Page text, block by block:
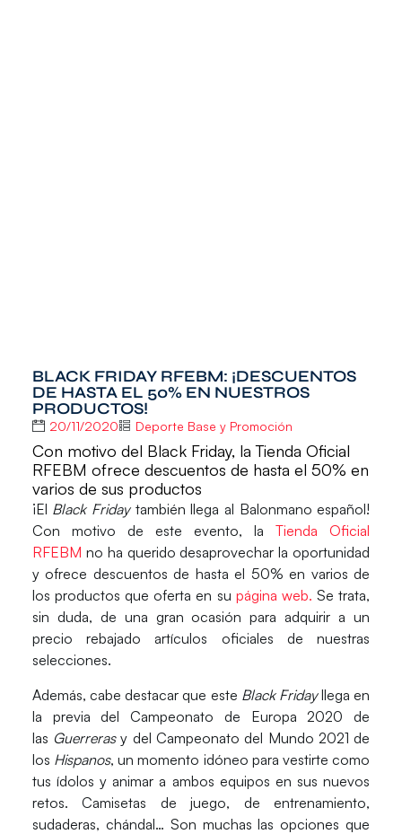
BLACK FRIDAY RFEBM: ¡DESCUENTOS
DE HASTA EL 50% EN NUESTROS
PRODUCTOS!
20/11/2020 Deporte Base y Promoción
Con motivo del Black Friday, la Tienda Oficial
RFEBM ofrece descuentos de hasta el 50% en
varios de sus productos
¡El Black Fridaytambién llega al Balonmano español!
Con motivo de este evento, laTienda Oficial
RFEBM no ha querido desaprovechar la oportunidad
y ofrece descuentos de hasta el 50%en varios de
los productos que oferta en su página web. Se trata,
sin duda, de una gran ocasión para adquirir a un
precio rebajado artículos oficiales de nuestras
selecciones.
Además, cabe destacar que este Black Fridayllega en
la previa delCampeonato de Europa 2020 de
las Guerrerasy delCampeonato del Mundo 2021 de
los Hispanos, un momento idóneo para vestirte como
tus ídolos y animar a ambos equipos en sus nuevos
retos. Camisetas de juego, de entrenamiento,
sudaderas, chándal… Son muchas las opciones que